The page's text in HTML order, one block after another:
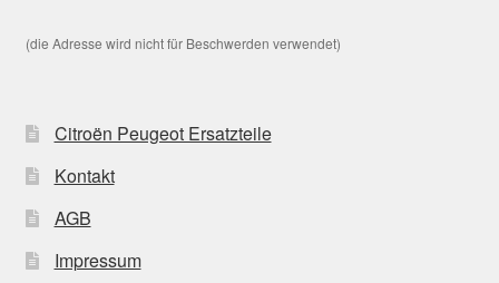
(die Adresse wird nicht für Beschwerden verwendet)
Citroën Peugeot Ersatzteile
Kontakt
AGB
Impressum